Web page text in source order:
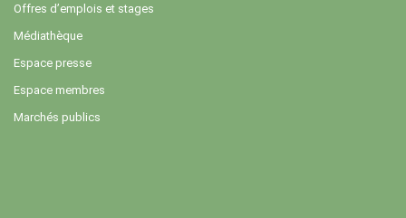
Offres d’emplois et stages
Médiathèque
Espace presse
Espace membres
Marchés publics